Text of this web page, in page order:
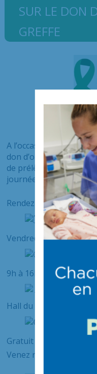
SUR LE DON
GREFFE
A l’occasion de la
don d’organes et la
de prélèvement de
journée de
Rendez-vous le :
Vendredi 20 juin 2023
9h à 16h
Hall du CHIV
Gratuit et ouvert à tous
Venez rencontrer nos